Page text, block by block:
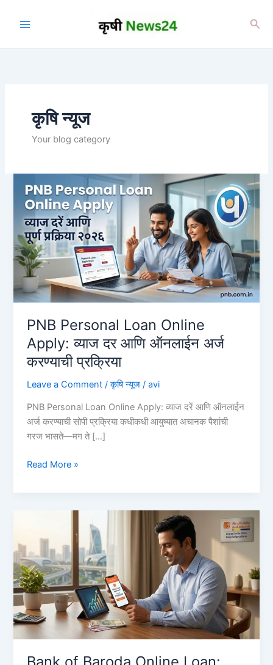
कृषि न्यूज
Your blog category
PNB Personal Loan Online
Apply: व्याज दर आणि ऑनलाईन अर्ज
करण्याची प्रक्रिया
Leave a Comment /कृषि न्यूज /avi
PNB Personal Loan Online Apply: व्याज दरें आणि ऑनलाईन
अर्ज करण्याची सोपी प्रक्रिया कधीकधी आयुष्यात अचानक पैशांची
गरज भासते—मग ते […]
PNB
व्याज
दर
आणि
ऑनलाईन
अर्ज
करण्याची
प्रक्रिया
Read More »
Bank of Baroda Online Loan: